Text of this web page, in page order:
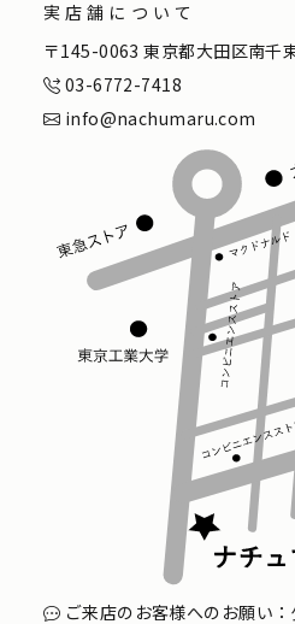
実店舗について
〒145-0063 東京都大田区南千
03-6772-7418
info@nachumaru.com
ご来店のお客様へのお願い